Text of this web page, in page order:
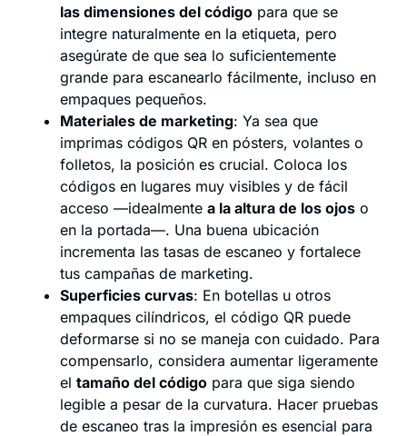
las dimensiones del código para que se
integre naturalmente en la etiqueta, pero
asegúrate de que sea lo suficientemente
grande para escanearlo fácilmente, incluso en
empaques pequeños.
Materiales de marketing: Ya sea que
imprimas códigos QR en pósters, volantes o
folletos, la posición es crucial. Coloca los
códigos en lugares muy visibles y de fácil
acceso —idealmente a la altura de los ojos o
en la portada—. Una buena ubicación
incrementa las tasas de escaneo y fortalece
tus campañas de marketing.
Superficies curvas: En botellas u otros
empaques cilíndricos, el código QR puede
deformarse si no se maneja con cuidado. Para
compensarlo, considera aumentar ligeramente
el tamaño del código para que siga siendo
legible a pesar de la curvatura. Hacer pruebas
de escaneo tras la impresión es esencial para